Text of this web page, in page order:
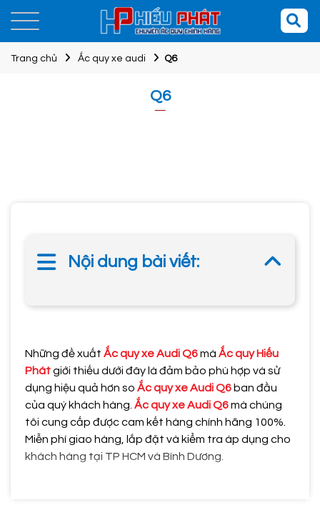
Trang chủ Ắc quy xe audi Q6
Q6
Nội dung bài viết:
Những đề xuất Ắc quy xe Audi Q6mà Ắc quy Hiếu
Phátgiới thiếu dưới đây là đảm bảo phù hợp và sử
dụng hiệu quả hơn so Ắc quy xe Audi Q6 ban đầu
của quý khách hàng. Ắc quy xe Audi Q6mà chúng
tôi cung cấp được cam kết hàng chính hãng 100%.
Miễn phí giao hàng, lắp đặt và kiểm tra áp dụng cho
khách hàng tại TP HCM và Bình Dương.